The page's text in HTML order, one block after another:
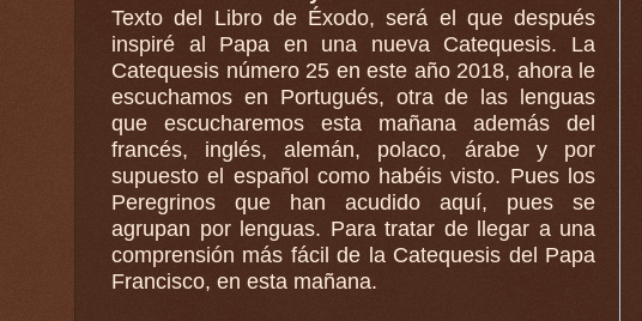
Texto del Libro de Éxodo, será el que después
inspiré al Papa en una nueva Catequesis. La
Catequesis número 25 en este año 2018, ahora le
escuchamos en Portugués, otra de las lenguas
que escucharemos esta mañana además del
francés, inglés, alemán, polaco, árabe y por
supuesto el español como habéis visto. Pues los
Peregrinos que han acudido aquí, pues se
agrupan por lenguas. Para tratar de llegar a una
comprensión más fácil de la Catequesis del Papa
Francisco, en esta mañana.